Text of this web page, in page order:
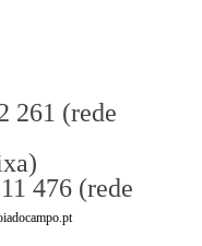
261 (rede
476 (rede